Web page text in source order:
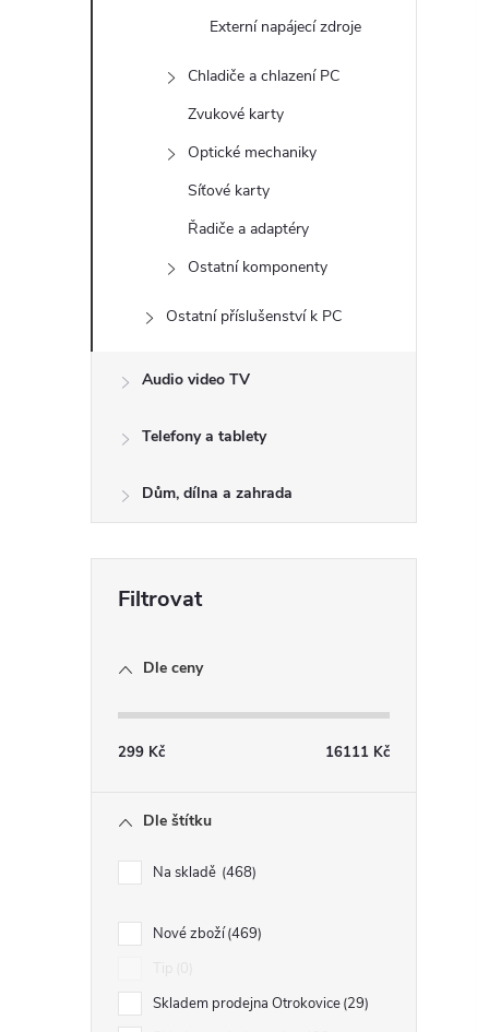
Externí napájecí zdroje
Chladiče a chlazení PC
Zvukové karty
Optické mechaniky
Síťové karty
Řadiče a adaptéry
Ostatní komponenty
Ostatní příslušenství k PC
Audio video TV
Telefony a tablety
Dům, dílna a zahrada
Dle ceny
299 Kč 16111 Kč
Dle štítku
Na skladě 468
Nové zboží 469
Skladem prodejna Otrokovice 29